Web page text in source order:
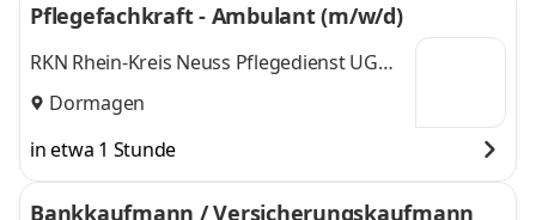
Pflegefachkraft - Ambulant (m/w/d)
RKN Rhein-Kreis Neuss Pflegedienst UG
(haftungsbeschränkt)
Dormagen
in etwa 1 Stunde
Bankkaufmann / Versicherungskaufmann